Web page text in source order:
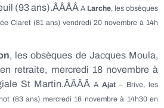
(93 ans).ÂÂÂÂ A Larche, les obsèques
Claret (81 ans) vendredi 20 novembre à 14h
, les obsèques de Jacques Moula,
retraite, mercredi 18 novembre à
St Martin.ÂÂÂÂ A Ajat – Brive, les
(83 ans) mercredi 18 novembre à 14h30 en